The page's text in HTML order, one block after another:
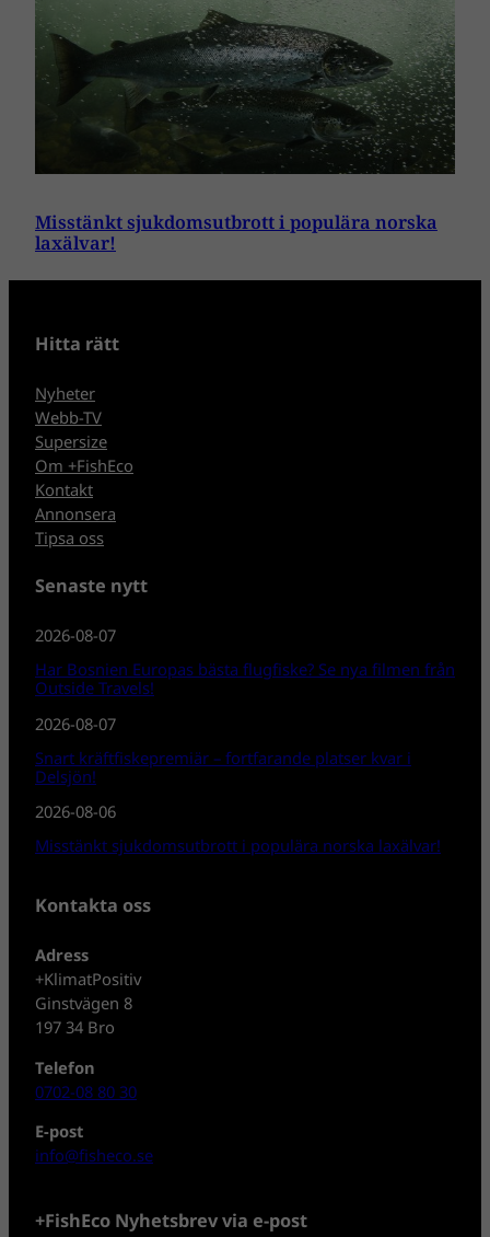
Misstänkt sjukdomsutbrott i populära norska
laxälvar!
Hitta rätt
Nyheter
Webb-TV
Supersize
Om +FishEco
Kontakt
Annonsera
Tipsa oss
Senaste nytt
2026-08-07
Har Bosnien Europas bästa flugfiske? Se nya filmen från
Outside Travels!
2026-08-07
Snart kräftfiskepremiär – fortfarande platser kvar i
Delsjön!
2026-08-06
Misstänkt sjukdomsutbrott i populära norska laxälvar!
Kontakta oss
Adress
+KlimatPositiv
Ginstvägen 8
197 34 Bro
Telefon
0702-08 80 30
E-post
info@fisheco.se
+FishEco Nyhetsbrev via e-post